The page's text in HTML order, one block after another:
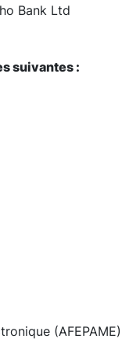
Bank Ltd
suivantes :
(AFEPAME)